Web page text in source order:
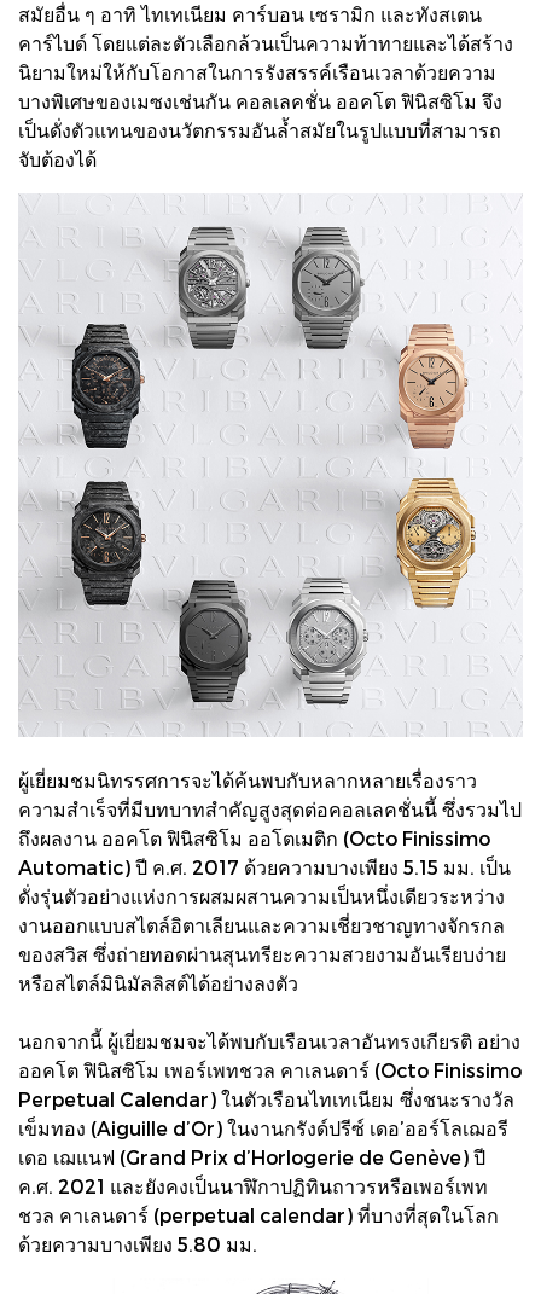
สมัยอื่น ๆ อาทิ ไทเทเนียม คาร์บอน เซรามิก และทังสเตน
คาร์ไบด์ โดยแต่ละตัวเลือกล้วนเป็นความท้าทายและได้สร้าง
นิยามใหม่ให้กับโอกาสในการรังสรรค์เรือนเวลาด้วยความ
บางพิเศษของเมซงเช่นกัน คอลเลคชั่น ออคโต ฟินิสซิโม จึง
เป็นดั่งตัวแทนของนวัตกรรมอันล้ำสมัยในรูปแบบที่สามารถ
จับต้องได้
ผู้เยี่ยมชมนิทรรศการจะได้ค้นพบกับหลากหลายเรื่องราว
ความสำเร็จที่มีบทบาทสำคัญสูงสุดต่อคอลเลคชั่นนี้ ซึ่งรวมไป
ถึงผลงาน ออคโต ฟินิสซิโม ออโตเมติก (Octo Finissimo
Automatic) ปี ค.ศ. 2017 ด้วยความบางเพียง 5.15 มม. เป็น
ดั่งรุ่นตัวอย่างแห่งการผสมผสานความเป็นหนึ่งเดียวระหว่าง
งานออกแบบสไตล์อิตาเลียนและความเชี่ยวชาญทางจักรกล
ของสวิส ซึ่งถ่ายทอดผ่านสุนทรียะความสวยงามอันเรียบง่าย
หรือสไตล์มินิมัลลิสต์ได้อย่างลงตัว
นอกจากนี้ ผู้เยี่ยมชมจะได้พบกับเรือนเวลาอันทรงเกียรติ อย่าง
ออคโต ฟินิสซิโม เพอร์เพทชวล คาเลนดาร์ (Octo Finissimo
Perpetual Calendar) ในตัวเรือนไทเทเนียม ซึ่งชนะรางวัล
เข็มทอง (Aiguille d’Or) ในงานกรังด์ปรีซ์ เดอ’ออร์โลเฌอรี
เดอ เฌแนฟ (Grand Prix d’Horlogerie de Genève) ปี
ค.ศ. 2021 และยังคงเป็นนาฬิกาปฏิทินถาวรหรือเพอร์เพท
ชวล คาเลนดาร์ (perpetual calendar) ที่บางที่สุดในโลก
ด้วยความบางเพียง 5.80 มม.